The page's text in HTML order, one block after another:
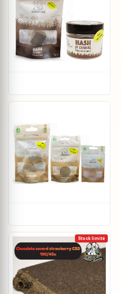
Stock limité